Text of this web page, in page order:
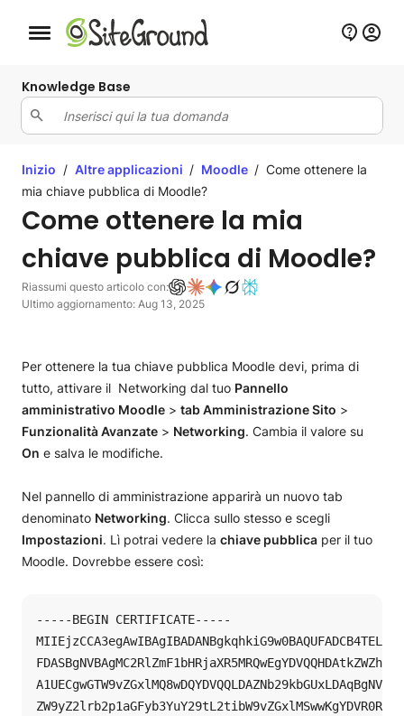
Bottone navigazione da mobile
Knowledge Base
Inizio / Altre applicazioni / Moodle / Come ottenere la
mia chiave pubblica di Moodle?
Come ottenere la mia
chiave pubblica di Moodle?
Riassumi questo articolo con:
Ultimo aggiornamento: Aug 13, 2025
Per ottenere la tua chiave pubblica Moodle devi, prima di
tutto, attivare il Networking dal tuo Pannello
amministrativo Moodle > tab Amministrazione Sito >
Funzionalità Avanzate > Networking. Cambia il valore su
On e salva le modifiche.
Nel pannello di amministrazione apparirà un nuovo tab
denominato Networking. Clicca sullo stesso e scegli
Impostazioni. Lì potrai vedere la chiave pubblica per il tuo
Moodle. Dovrebbe essere così:
-----BEGIN CERTIFICATE-----